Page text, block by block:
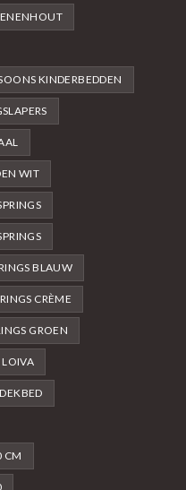
KINDERBEDDEN
WIT
BLAUW
CRÈME
GROEN
LOIVA
CM